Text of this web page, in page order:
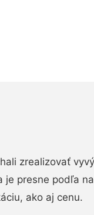
zrealizovať
je presne podľa
ako aj cenu.